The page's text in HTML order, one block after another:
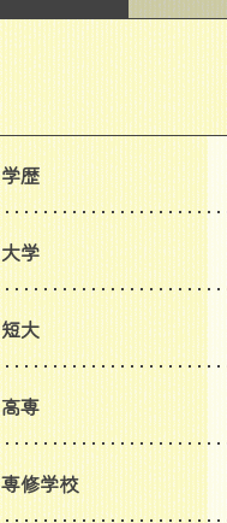
学歴
大学
短大
高専
専修学校